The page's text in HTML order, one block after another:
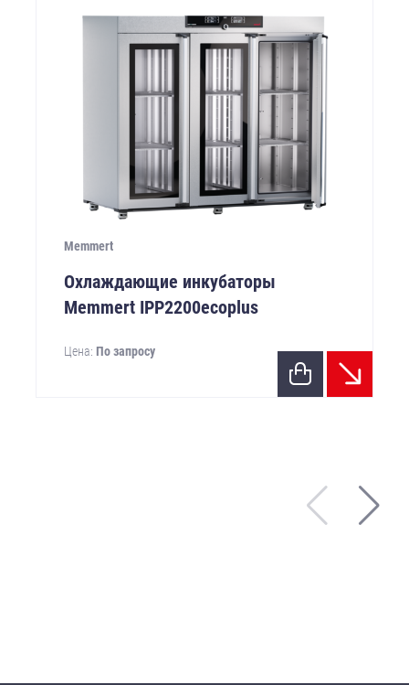
Memmert
Охлаждающие инкубаторы
Memmert IPP2200ecoplus
Цена: По запросу